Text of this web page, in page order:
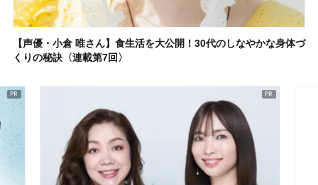
【声優・小倉 唯さん】食生活を大公開！30代のしなやかな身体づ
くりの秘訣〈連載第7回〉